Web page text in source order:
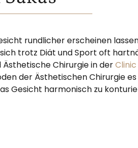
rundlicher erscheinen
trotz Diät und Sport oft
Chirurgie in der
der Ästhetischen Chirurgie
Gesicht harmonisch zu